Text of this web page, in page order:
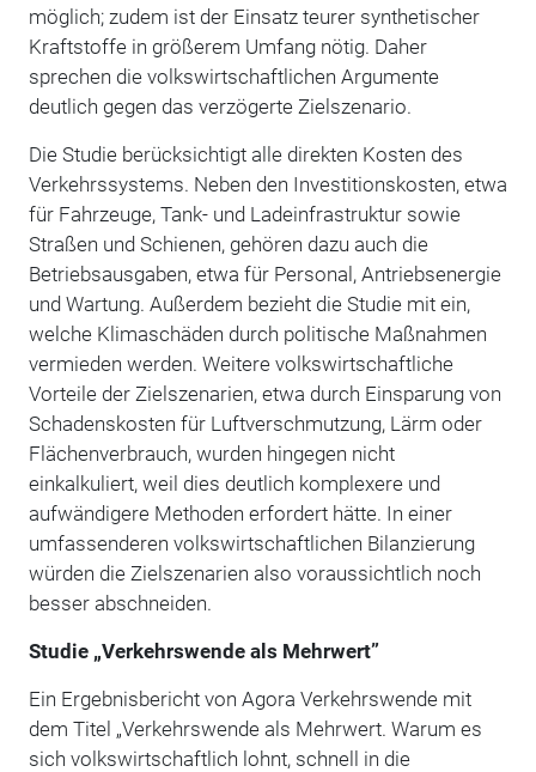
möglich; zudem ist der Einsatz teurer synthetischer
Kraftstoffe in größerem Umfang nötig. Daher
sprechen die volkswirtschaftlichen Argumente
deutlich gegen das verzögerte Zielszenario.
Die Studie berücksichtigt alle direkten Kosten des
Verkehrssystems. Neben den Investitionskosten, etwa
für Fahrzeuge, Tank- und Ladeinfrastruktur sowie
Straßen und Schienen, gehören dazu auch die
Betriebsausgaben, etwa für Personal, Antriebsenergie
und Wartung. Außerdem bezieht die Studie mit ein,
welche Klimaschäden durch politische Maßnahmen
vermieden werden. Weitere volkswirtschaftliche
Vorteile der Zielszenarien, etwa durch Einsparung von
Schadenskosten für Luftverschmutzung, Lärm oder
Flächenverbrauch, wurden hingegen nicht
einkalkuliert, weil dies deutlich komplexere und
aufwändigere Methoden erfordert hätte. In einer
umfassenderen volkswirtschaftlichen Bilanzierung
würden die Zielszenarien also voraussichtlich noch
besser abschneiden.
Studie „Verkehrswende als Mehrwert”
Ein Ergebnisbericht von Agora Verkehrswende mit
dem Titel „Verkehrswende als Mehrwert. Warum es
sich volkswirtschaftlich lohnt, schnell in die